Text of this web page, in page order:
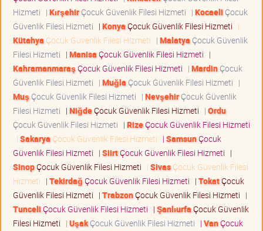
Hizmeti | KırşehirÇocuk Güvenlik Filesi Hizmeti | Kocaeli Çocuk
Güvenlik Filesi Hizmeti | KonyaÇocuk Güvenlik Filesi Hizmeti |
Kütahya Çocuk Güvenlik Filesi Hizmeti | Malatya Çocuk Güvenlik
Filesi Hizmeti | ManisaÇocuk Güvenlik Filesi Hizmeti |
KahramanmaraşÇocuk Güvenlik Filesi Hizmeti | MardinÇocuk
Güvenlik Filesi Hizmeti | Muğla Çocuk Güvenlik Filesi Hizmeti |
Muş Çocuk Güvenlik Filesi Hizmeti | NevşehirÇocuk Güvenlik
Filesi Hizmeti | NiğdeÇocuk Güvenlik Filesi Hizmeti | Ordu
Çocuk Güvenlik Filesi Hizmeti | RizeÇocuk Güvenlik Filesi Hizmeti
| Sakarya Çocuk Güvenlik Filesi Hizmeti | SamsunÇocuk
Güvenlik Filesi Hizmeti | SiirtÇocuk Güvenlik Filesi Hizmeti |
SinopÇocuk Güvenlik Filesi Hizmeti | SivasÇocuk Güvenlik Filesi
Hizmeti | TekirdağÇocuk Güvenlik Filesi Hizmeti | TokatÇocuk
Güvenlik Filesi Hizmeti | TrabzonÇocuk Güvenlik Filesi Hizmeti |
TunceliÇocuk Güvenlik Filesi Hizmeti | ŞanlıurfaÇocuk Güvenlik
Filesi Hizmeti | UşakÇocuk Güvenlik Filesi Hizmeti | VanÇocuk